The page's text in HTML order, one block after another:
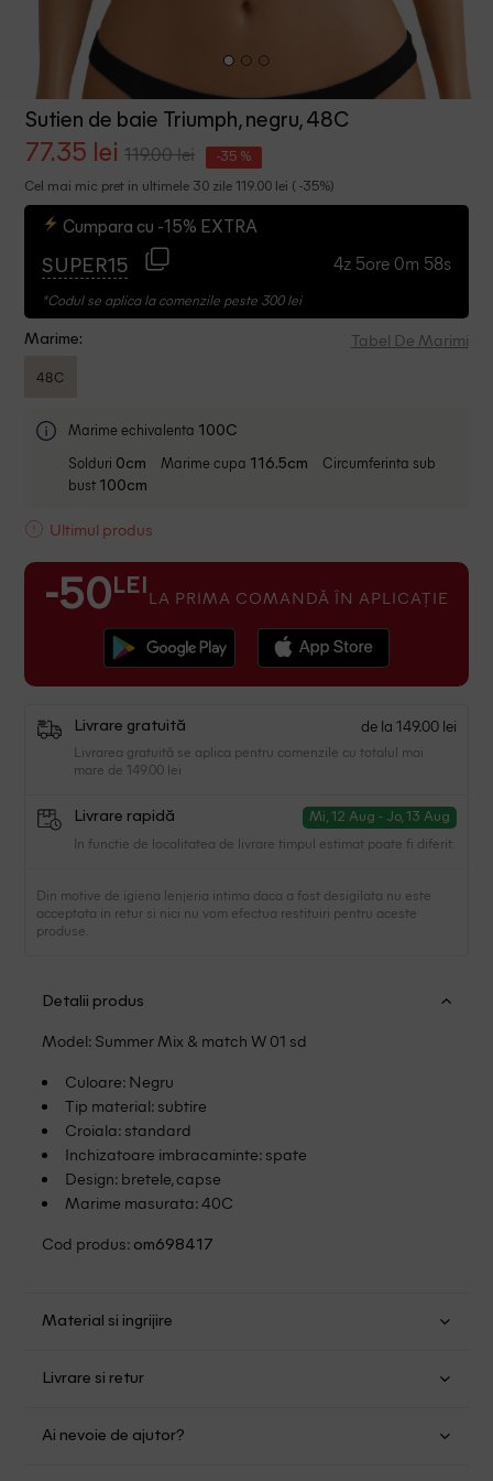
Sutien de baie Triumph, negru, 48C
77.35 lei 119.00 lei -35 %
Cel mai mic pret in ultimele 30 zile 119.00 lei ( -35%)
Cumpara cu -15% EXTRA
SUPER15 4z 5ore 0m 58s
*Codul se aplica la comenzile peste 300 lei
Marime: Tabel De Marimi
48C
Marime echivalenta 100C
Solduri 0cm Marime cupa 116.5cm
Circumferinta sub
bust 100cm
Ultimul produs
-50 LEI LA PRIMA COMANDĂ ÎN APLICAȚIE
Livrare gratuită de la 149.00 lei
Livrarea gratuită se aplica pentru comenzile cu totalul mai
mare de 149.00 lei
Livrare rapidă Mi, 12 Aug - Jo, 13 Aug
In functie de localitatea de livrare timpul estimat poate fi diferit.
Din motive de igiena lenjeria intima daca a fost desigilata nu este
acceptata in retur si nici nu vom efectua restituiri pentru aceste
produse.
Detalii produs
Model: Summer Mix & match W 01 sd
Culoare: Negru
Tip material: subtire
Croiala: standard
Inchizatoare imbracaminte: spate
Design: bretele, capse
Marime masurata: 40C
Cod produs: om698417
Material si ingrijire
Nu folositi inalbitor
Nu uscati in uscator
Livrare si retur
mare de 149.00 lei.
Ai nevoie de ajutor?